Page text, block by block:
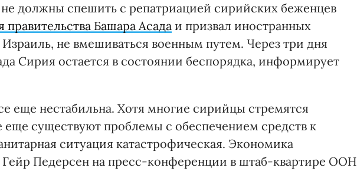
должны спешить с репатриацией сирийских беженцев
правительства Башара Асада и призвал иностранных
не вмешиваться военным путем. Через три дня
Сирия остается в состоянии беспорядка, информирует
еще нестабильна. Хотя многие сирийцы стремятся
еще существуют проблемы с обеспечением средств к
ситуация катастрофическая. Экономика
Гейр Педерсен на пресс-конференции в штаб-квартире ООН